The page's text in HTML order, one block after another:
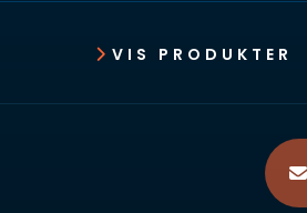
VIS PRODUKTER